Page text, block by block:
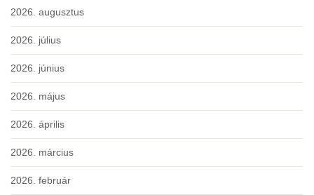
2026. augusztus
2026. július
2026. június
2026. május
2026. április
2026. március
2026. február